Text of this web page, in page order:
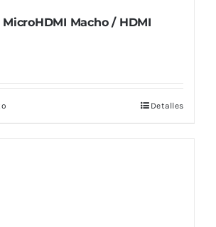
Macho / HDMI
Detalles